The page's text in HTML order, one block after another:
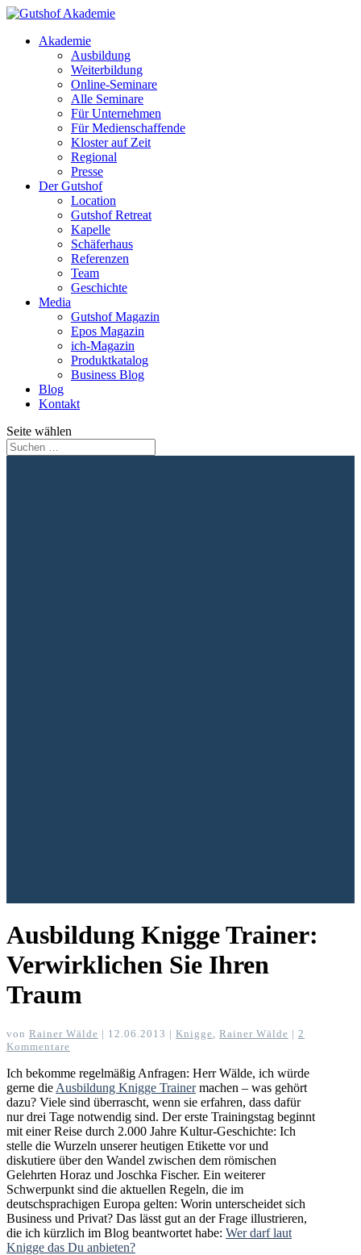
Akademie
Ausbildung
Weiterbildung
Online-Seminare
Alle Seminare
Für Unternehmen
Für Medienschaffende
Kloster auf Zeit
Regional
Presse
Der Gutshof
Location
Gutshof Retreat
Kapelle
Schäferhaus
Referenzen
Team
Geschichte
Media
Gutshof Magazin
Epos Magazin
ich-Magazin
Produktkatalog
Business Blog
Blog
Kontakt
Seite wählen
Ausbildung Knigge Trainer:
Verwirklichen Sie Ihren
Traum
von Rainer Wälde | 12.06.2013 | Knigge Rainer Wälde | 2
Kommentare
Ich bekomme regelmäßig Anfragen: Herr Wälde, ich würde
gerne die Ausbildung Knigge Trainermachen – was gehört
dazu? Viele sind überrascht, wenn sie erfahren, dass dafür
nur drei Tage notwendig sind. Der erste Trainingstag beginnt
mit einer Reise durch 2.000 Jahre Kultur-Geschichte: Ich
stelle die Wurzeln unserer heutigen Etikette vor und
diskutiere über den Wandel zwischen dem römischen
Gelehrten Horaz und Joschka Fischer. Ein weiterer
Schwerpunkt sind die aktuellen Regeln, die im
deutschsprachigen Europa gelten: Worin unterscheidet sich
Business und Privat? Das lässt gut an der Frage illustrieren,
die ich kürzlich im Blog beantwortet habe: Wer darf laut
Knigge das Du anbieten?